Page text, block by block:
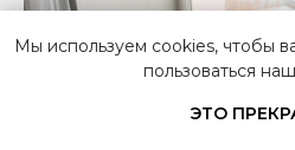
Мы используем cookies, чтобы
пользоваться
ЭТО